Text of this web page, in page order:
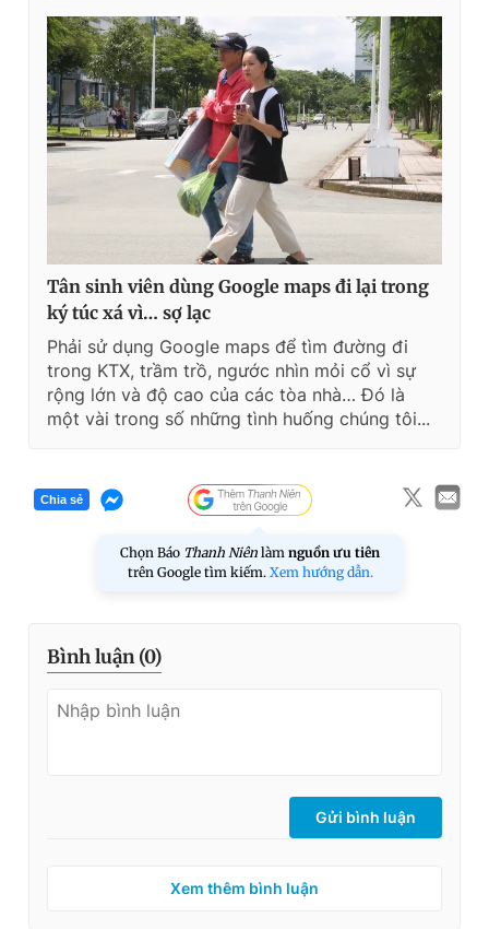
Tân sinh viên dùng Google maps đi lại trong
ký túc xá vì… sợ lạc
Phải sử dụng Google maps để tìm đường đi
trong KTX, trầm trồ, ngước nhìn mỏi cổ vì sự
rộng lớn và độ cao của các tòa nhà… Đó là
một vài trong số những tình huống chúng tôi...
Chia sẻ
Chọn Báo Thanh Niên làm nguồn ưu tiên
trên Google tìm kiếm. Xem hướng dẫn.
Bình luận (0)
Gửi bình luận
Xem thêm bình luận